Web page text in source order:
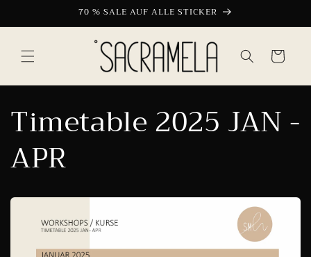
Inhalt
70 % SALE AUF ALLE STICKER
Warenkorb
Timetable 2025 JAN -
APR